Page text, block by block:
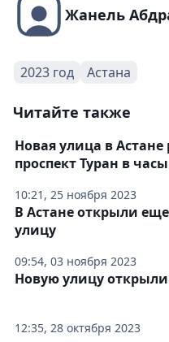
Жанель
2023 год Астана
Читайте также
10:21, 25 ноября 2023
Новая улица в Астане
проспект Туран в
09:54, 03 ноября 2023
В Астане открыли
улицу
12:35, 28 октября 2023
Новую улицу открыли